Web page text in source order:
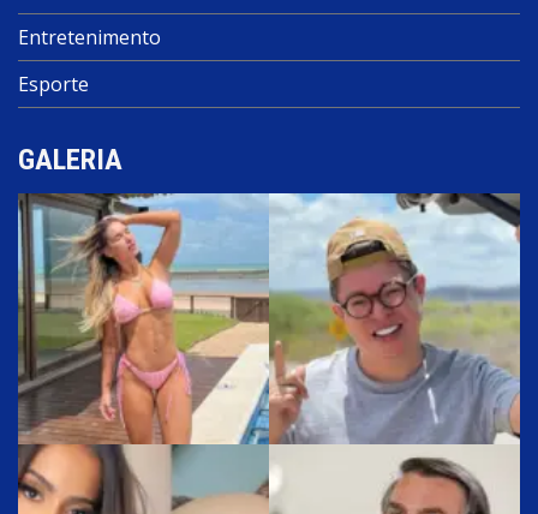
Entretenimento
Esporte
GALERIA